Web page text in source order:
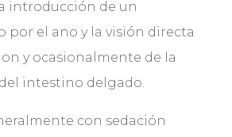
introducción de un
por el ano y la visión directa
y ocasionalmente de la
intestino delgado.
con sedación